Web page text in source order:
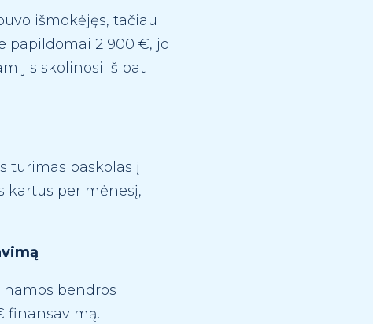
išmokėjęs, tačiau
papildomai 2 900 €, jo
jis skolinosi iš pat
turimas paskolas į
kartus per mėnesį,
bendros
finansavimą.